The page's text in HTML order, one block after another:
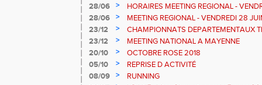
28/06
>
HORAIRES MEETING REGIONAL -
28/06
>
MEETING REGIONAL - VENDREDI 28
23/12
>
CHAMPIONNATS DEPARTEMENTAUX
VENDESPACE
23/12 >
MEETING NATIONAL A MAYENNE
20/10
>
OCTOBRE ROSE 2018
05/10
>
REPRISE D ACTIVITÉ
08/09
>
RUNNING